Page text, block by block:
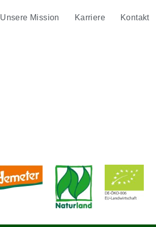
Unsere Mission Karriere Kontakt